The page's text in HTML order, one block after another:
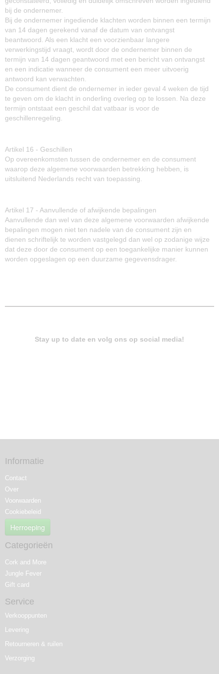
bij de ondernemer.
Bij de ondernemer ingediende klachten worden binnen een termijn
van 14 dagen gerekend vanaf de datum van ontvangst
beantwoord. Als een klacht een voorzienbaar langere
verwerkingstijd vraagt, wordt door de ondernemer binnen de
termijn van 14 dagen geantwoord met een bericht van ontvangst
en een indicatie wanneer de consument een meer uitvoerig
antwoord kan verwachten.
De consument dient de ondernemer in ieder geval 4 weken de tijd
te geven om de klacht in onderling overleg op te lossen. Na deze
termijn ontstaat een geschil dat vatbaar is voor de
geschillenregeling.
Artikel 16 - Geschillen
Op overeenkomsten tussen de ondernemer en de consument
waarop deze algemene voorwaarden betrekking hebben, is
uitsluitend Nederlands recht van toepassing.
Artikel 17 - Aanvullende of afwijkende bepalingen
Aanvullende dan wel van deze algemene voorwaarden afwijkende
bepalingen mogen niet ten nadele van de consument zijn en
dienen schriftelijk te worden vastgelegd dan wel op zodanige wijze
dat deze door de consument op een toegankelijke manier kunnen
worden opgeslagen op een duurzame gegevensdrager.
Stay up to date en volg ons op social media!
Informatie
Contact
Over
Voorwaarden
Cookiebeleid
Herroeping
Categorieën
Cork and More
Jungle Fever
Gift card
Service
Verkooppunten
Levering
Retourneren & ruilen
Verzorging